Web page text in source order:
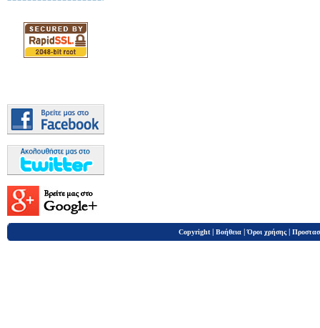
Copyright | Βοήθεια |Όροι χρήσης |